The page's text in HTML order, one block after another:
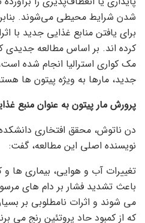
شدن شرایط محیطی می‌شوند.
برای یافتن منابع غذایی جدید با
کرده اند. بر اساس مطالعه جدیدی
مک کواری استرالیا انجام شده
جدید، مارها به ویژه پیتون ها
پرورش مار پیتون به عنوان منبع
دن ناتوش، محقق افتخاری
نویسنده اصلی این مطالعه، گفت:
تغییرات آب و هوایی، بیماری ها
باعث تشدید فشار بر دام های
می شوند و اثرات نامطلوبی بر
که از کمبود حاد پروتئین رنج می